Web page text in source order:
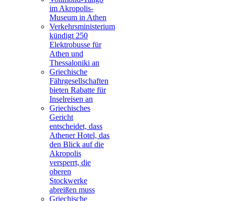
im Akropolis-
Museum in Athen
Verkehrsministerium
kündigt 250
Elektrobusse für
Athen und
Thessaloniki an
Griechische
Fährgesellschaften
bieten Rabatte für
Inselreisen an
Griechisches
Gericht
entscheidet, dass
Athener Hotel, das
den Blick auf die
Akropolis
versperrt, die
oberen
Stockwerke
abreißen muss
Griechische